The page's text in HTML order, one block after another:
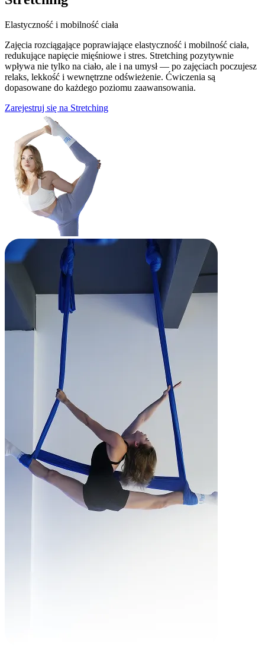
Elastyczność i mobilność ciała
Zajęcia rozciągające poprawiające elastyczność i mobilność ciała,
redukujące napięcie mięśniowe i stres. Stretching pozytywnie
wpływa nie tylko na ciało, ale i na umysł — po zajęciach poczujesz
relaks, lekkość i wewnętrzne odświeżenie. Ćwiczenia są
dopasowane do każdego poziomu zaawansowania.
Zarejestruj się na Stretching